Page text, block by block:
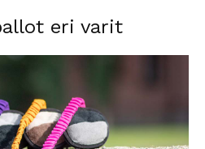
eri varit